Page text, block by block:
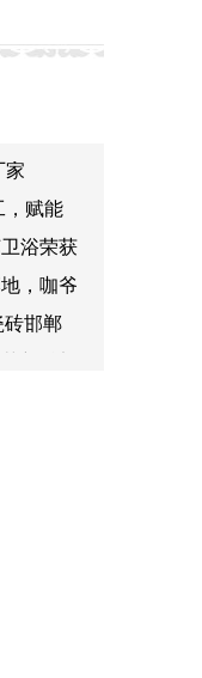
以集
赋能
，咖爷
邯郸
新总部